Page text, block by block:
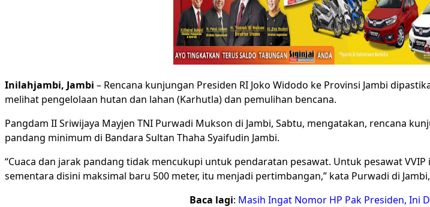
Inilahjambi, Jambi – Rencana kunjungan Presiden RI Joko Widodo ke Provinsi Jambi
melihat pengelolaan hutan dan lahan (Karhutla) dan pemulihan bencana.
Pangdam II Sriwijaya Mayjen TNI Purwadi Mukson di Jambi, Sabtu, mengatakan, rencana
pandang minimum di Bandara Sultan Thaha Syaifudin Jambi.
“Cuaca dan jarak pandang tidak mencukupi untuk pendaratan pesawat. Untuk pesawat
sementara disini maksimal baru 500 meter, itu menjadi pertimbangan,” kata Purwadi di
Baca lagi: Masih Ingat Nomor HP Pak Presiden, Ini